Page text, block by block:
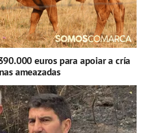
euros para apoiar a cría
ameazadas